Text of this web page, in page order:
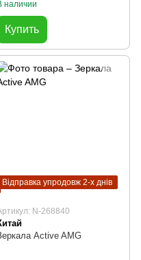
наличии
Купить
Відправка упродовж 2-х днів
N-268840
Active AMG